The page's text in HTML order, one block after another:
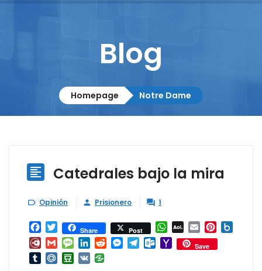
Columnistas
Contacto
Blog
Homepage Notre Dame
 Catedrales bajo la mira
 Opinión  Prisionero  1
Facebook
TwitterShare Post WhatsApp
AOL
Mail
Email Pinterest
Diary.Ru
GmailMessage
LinkedIn
RedditMessenger
Telegram
Outlook.com
Yahoo
Mail
Save
TumblrMail.RuDouban
VK